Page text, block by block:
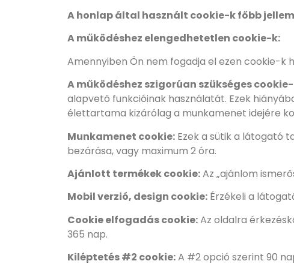
A honlap által használt cookie-k főbb
A működéshez elengedhetetlen cookie-k:
Amennyiben Ön nem fogadja el ezen cookie-k
A működéshez szigorúan szükséges
alapvető funkcióinak használatát. Ezek
élettartama kizárólag a munkamenet idejére
Munkamenet cookie: Ezek a sütik a látogató
bezárása, vagy maximum 2 óra.
Ajánlott termékek cookie:Az „ajánlom
Mobil verzió, design cookie: Érzékeli a
Cookie elfogadás cookie:Az oldalra
365 nap.
Kiléptetés #2 cookie:A #2 opció szerint 90